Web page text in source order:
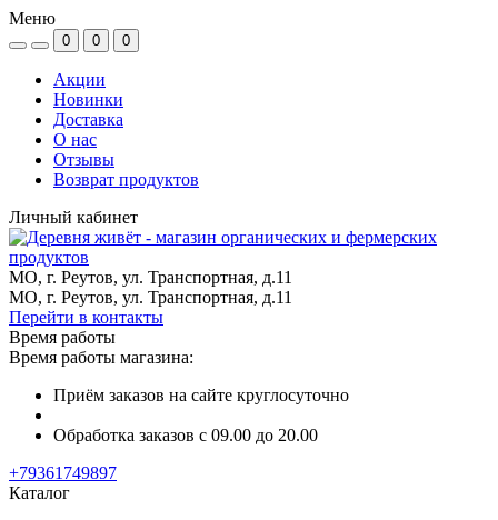
Меню
0 0 0
Акции
Новинки
Доставка
О нас
Отзывы
Возврат продуктов
Личный кабинет
МО, г. Реутов, ул. Транспортная, д.11
МО, г. Реутов, ул. Транспортная, д.11
Перейти в контакты
Время работы
Время работы магазина:
Приём заказов на сайте круглосуточно
Обработка заказов с 09.00 до 20.00
+79361749897
Каталог